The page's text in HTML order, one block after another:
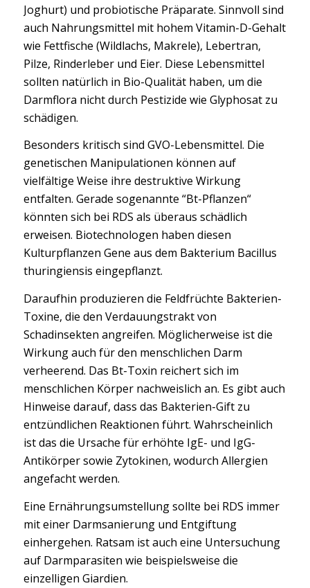
Joghurt) und probiotische Präparate. Sinnvoll sind
auch Nahrungsmittel mit hohem Vitamin-D-Gehalt
wie Fettfische (Wildlachs, Makrele), Lebertran,
Pilze, Rinderleber und Eier. Diese Lebensmittel
sollten natürlich in Bio-Qualität haben, um die
Darmflora nicht durch Pestizide wie Glyphosat zu
schädigen.
Besonders kritisch sind GVO-Lebensmittel. Die
genetischen Manipulationen können auf
vielfältige Weise ihre destruktive Wirkung
entfalten. Gerade sogenannte “Bt-Pflanzen“
könnten sich bei RDS als überaus schädlich
erweisen. Biotechnologen haben diesen
Kulturpflanzen Gene aus dem Bakterium Bacillus
thuringiensis eingepflanzt.
Daraufhin produzieren die Feldfrüchte Bakterien-
Toxine, die den Verdauungstrakt von
Schadinsekten angreifen. Möglicherweise ist die
Wirkung auch für den menschlichen Darm
verheerend. Das Bt-Toxin reichert sich im
menschlichen Körper nachweislich an. Es gibt auch
Hinweise darauf, dass das Bakterien-Gift zu
entzündlichen Reaktionen führt. Wahrscheinlich
ist das die Ursache für erhöhte IgE- und IgG-
Antikörper sowie Zytokinen, wodurch Allergien
angefacht werden.
Eine Ernährungsumstellung sollte bei RDS immer
mit einer Darmsanierung und Entgiftung
einhergehen. Ratsam ist auch eine Untersuchung
auf Darmparasiten wie beispielsweise die
einzelligen Giardien.